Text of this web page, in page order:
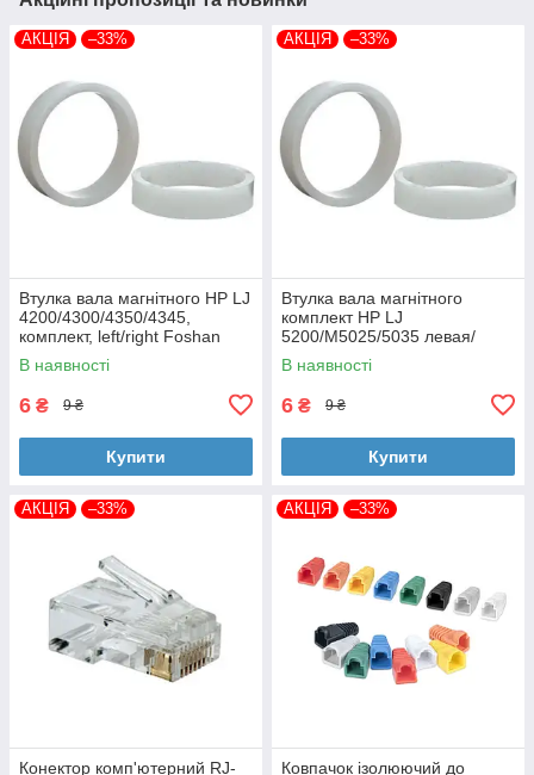
АКЦІЯ –33%
Втулка вала магнітного HP LJ
4200/4300/4350/4345,
комплект, left/right Foshan
(MAG-1338A-BSH-Foshan)
В наявності
6 ₴ 9 ₴
Купити
АКЦІЯ –33%
Втулка вала магнітного
комплект HP LJ
5200/M5025/5035 левая/
правая Foshan (MAG-7516A-
BSH-Foshan)
В наявності
6 ₴ 9 ₴
Купити
АКЦІЯ –33%
Конектор комп'ютерний RJ-
АКЦІЯ –33%
Ковпачок ізолюючий до